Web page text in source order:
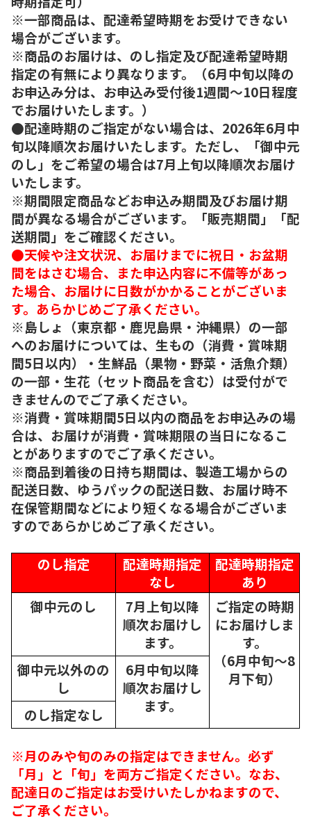
※一部商品は、配達希望時期をお受けできない
場合がございます。
※商品のお届けは、のし指定及び配達希望時期
指定の有無により異なります。（6月中旬以降の
お申込み分は、お申込み受付後1週間～10日程度
でお届けいたします。）
●配達時期のご指定がない場合は、2026年6月中
旬以降順次お届けいたします。ただし、「御中元
のし」をご希望の場合は7月上旬以降順次お届け
いたします。
※期間限定商品などお申込み期間及びお届け期
間が異なる場合がございます。「販売期間」「配
送期間」をご確認ください。
●天候や注文状況、お届けまでに祝日・お盆期
間をはさむ場合、また申込内容に不備等があっ
た場合、お届けに日数がかかることがございま
す。あらかじめご了承ください。
※島しょ（東京都・鹿児島県・沖縄県）の一部
へのお届けについては、生もの（消費・賞味期
間5日以内）・生鮮品（果物・野菜・活魚介類）
の一部・生花（セット商品を含む）は受付がで
きませんのでご了承ください。
※消費・賞味期間5日以内の商品をお申込みの場
合は、お届けが消費・賞味期限の当日になるこ
とがありますのでご了承ください。
※商品到着後の日持ち期間は、製造工場からの
配送日数、ゆうパックの配送日数、お届け時不
在保管期間などにより短くなる場合がございま
すのであらかじめご了承ください。
のし指定
配達時期指定
なし
配達時期指定
あり
御中元のし
7月上旬以降
順次お届けし
ます。
ご指定の時期
にお届けしま
す。
（6月中旬～8
月下旬）
御中元以外のの
し
6月中旬以降
順次お届けし
ます。
のし指定なし
※月のみや旬のみの指定はできません。必ず
「月」と「旬」を両方ご指定ください。なお、
配達日のご指定はお受けいたしかねますので、
ご了承ください。